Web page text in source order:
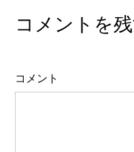
コメントを
コメント